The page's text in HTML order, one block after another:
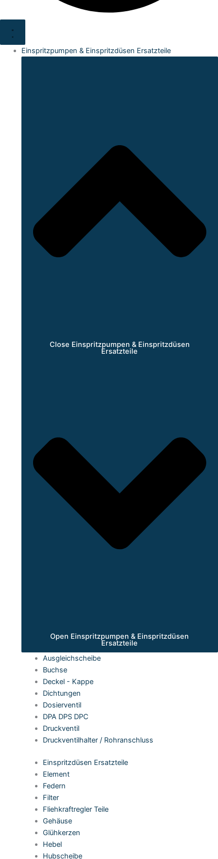
Einspritzpumpen & Einspritzdüsen Ersatzteile
Close Einspritzpumpen & Einspritzdüsen
Ersatzteile
Open Einspritzpumpen & Einspritzdüsen
Ersatzteile
Ausgleichscheibe
Buchse
Deckel - Kappe
Dichtungen
Dosierventil
DPA DPS DPC
Druckventil
Druckventilhalter / Rohranschluss
Einspritzdüsen Ersatzteile
Element
Federn
Filter
Fliehkraftregler Teile
Gehäuse
Glühkerzen
Hebel
Hubscheibe